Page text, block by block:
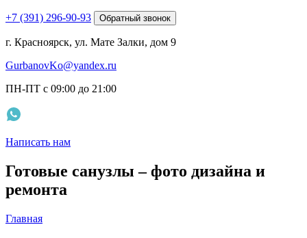
+7 (391) 296-90-93 Обратный звонок
г. Красноярск, ул. Мате Залки, дом 9
GurbanovKo@yandex.ru
ПН-ПТ с 09:00 до 21:00
Написать нам
Готовые санузлы – фото дизайна и
ремонта
Главная